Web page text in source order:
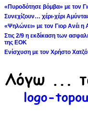
«Πυροδότησε βόμβα» με τον
Συνεχίζουν… χέρι-χέρι
«Ψηλώνει» με τον Γιορ Ανέι η
Στις 2/9 η εκδίκαση των
της ΕΟΚ
Ενίσχυση με τον Χρήστο